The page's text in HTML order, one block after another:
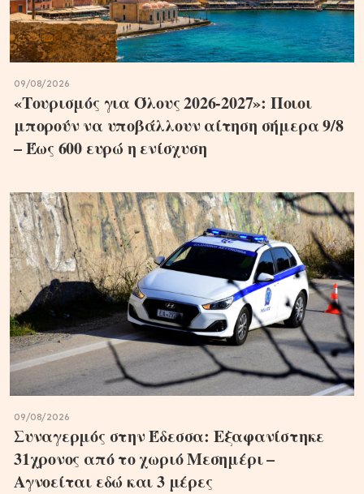
09/08/2026
«Τουρισμός για Όλους 2026-2027»: Ποιοι
μπορούν να υποβάλλουν αίτηση σήμερα 9/8
– Έως 600 ευρώ η ενίσχυση
09/08/2026
Συναγερμός στην Έδεσσα: Εξαφανίστηκε
31χρονος από το χωριό Μεσημέρι –
Αγνοείται εδώ και 3 μέρες